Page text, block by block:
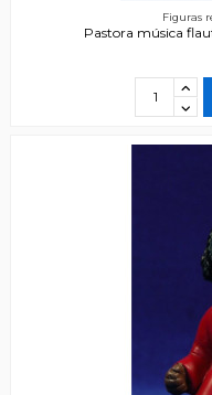
Figuras
Pastora música